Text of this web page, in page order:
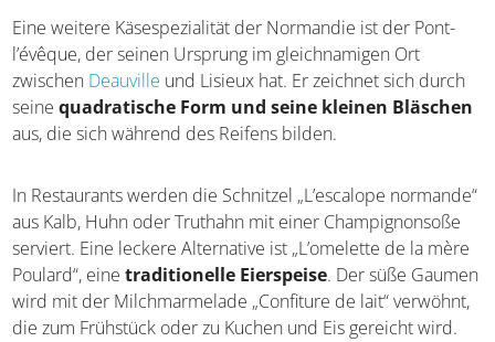
Eine weitere Käsespezialität der Normandie ist der Pont-
l’évêque, der seinen Ursprung im gleichnamigen Ort
zwischen Deauville und Lisieux hat. Er zeichnet sich durch
seinequadratische Form und seine kleinen Bläschen
aus, die sich während des Reifens bilden.
In Restaurants werden die Schnitzel „L’escalope normande“
aus Kalb, Huhn oder Truthahn mit einer Champignonsoße
serviert. Eine leckere Alternative ist „L’omelette de la mère
Poulard“, einetraditionelle Eierspeise. Der süße Gaumen
wird mit der Milchmarmelade „Confiture de lait“ verwöhnt,
die zum Frühstück oder zu Kuchen und Eis gereicht wird.